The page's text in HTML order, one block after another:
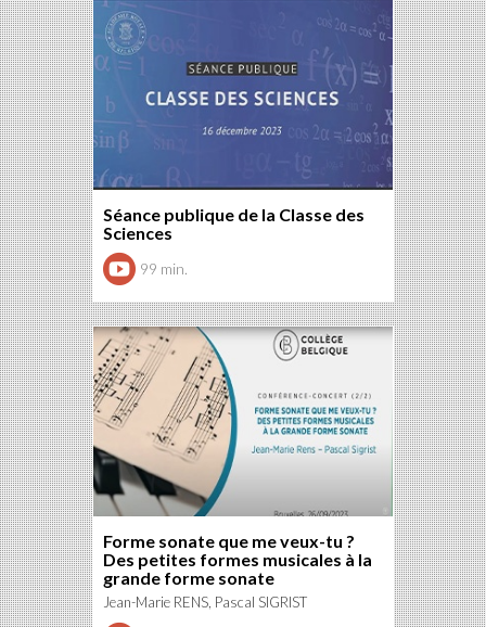
Séance publique de la Classe des
Sciences
99 min.
Forme sonate que me veux-tu ?
Des petites formes musicales à la
grande forme sonate
Jean-Marie RENS, Pascal SIGRIST